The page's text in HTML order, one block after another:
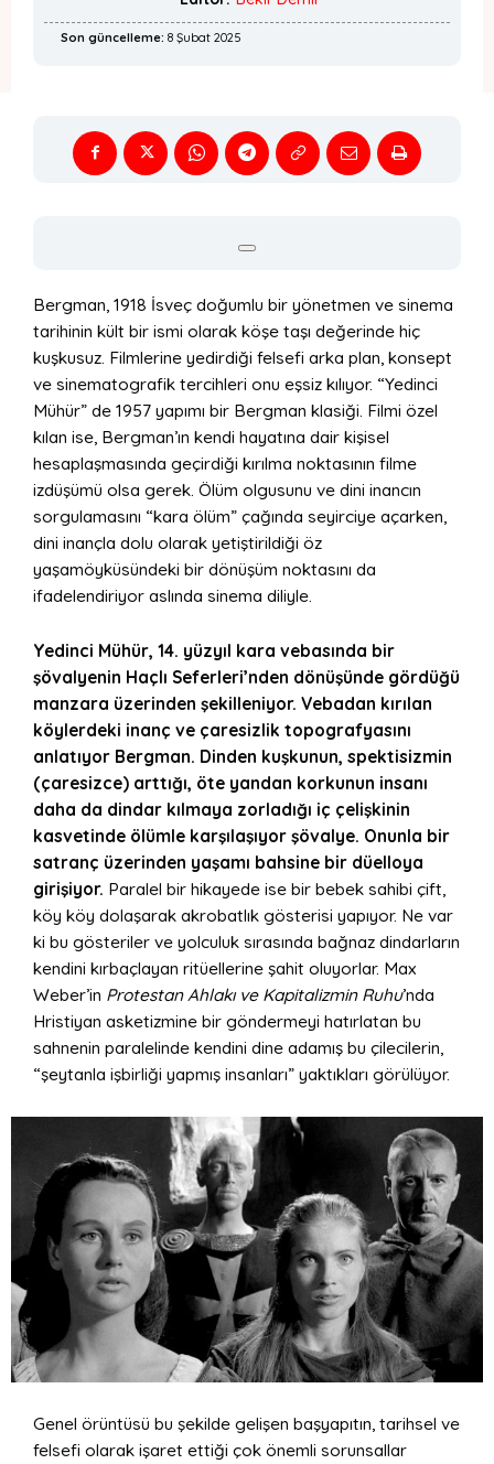
Son güncelleme: 8 Şubat 2025
Bergman, 1918 İsveç doğumlu bir yönetmen ve sinema
tarihinin kült bir ismi olarak köşe taşı değerinde hiç
kuşkusuz. Filmlerine yedirdiği felsefi arka plan, konsept
ve sinematografik tercihleri onu eşsiz kılıyor. “Yedinci
Mühür” de 1957 yapımı bir Bergman klasiği. Filmi özel
kılan ise, Bergman’ın kendi hayatına dair kişisel
hesaplaşmasında geçirdiği kırılma noktasının filme
izdüşümü olsa gerek. Ölüm olgusunu ve dini inancın
sorgulamasını “kara ölüm” çağında seyirciye açarken,
dini inançla dolu olarak yetiştirildiği öz
yaşamöyküsündeki bir dönüşüm noktasını da
ifadelendiriyor aslında sinema diliyle.
Yedinci Mühür, 14. yüzyıl kara vebasında bir
şövalyenin Haçlı Seferleri’nden dönüşünde gördüğü
manzara üzerinden şekilleniyor. Vebadan kırılan
köylerdeki inanç ve çaresizlik topografyasını
anlatıyor Bergman. Dinden kuşkunun, spektisizmin
(çaresizce) arttığı, öte yandan korkunun insanı
daha da dindar kılmaya zorladığı iç çelişkinin
kasvetinde ölümle karşılaşıyor şövalye. Onunla bir
satranç üzerinden yaşamı bahsine bir düelloya
girişiyor. Paralel bir hikayede ise bir bebek sahibi çift,
köy köy dolaşarak akrobatlık gösterisi yapıyor. Ne var
ki bu gösteriler ve yolculuk sırasında bağnaz dindarların
kendini kırbaçlayan ritüellerine şahit oluyorlar. Max
Weber’in Protestan Ahlakı ve Kapitalizmin Ruhu’nda
Hristiyan asketizmine bir göndermeyi hatırlatan bu
sahnenin paralelinde kendini dine adamış bu çilecilerin,
“şeytanla işbirliği yapmış insanları” yaktıkları görülüyor.
Genel örüntüsü bu şekilde gelişen başyapıtın, tarihsel ve
felsefi olarak işaret ettiği çok önemli sorunsallar